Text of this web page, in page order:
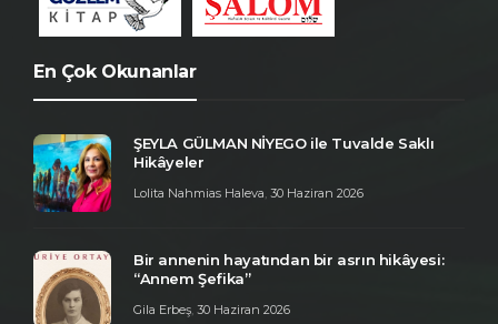
En Çok Okunanlar
ŞEYLA GÜLMAN NİYEGO ile Tuvalde Saklı
Hikâyeler
Lolita Nahmias Haleva 30 Haziran 2026
Bir annenin hayatından bir asrın hikâyesi:
“Annem Şefika”
Gila Erbeş 30 Haziran 2026